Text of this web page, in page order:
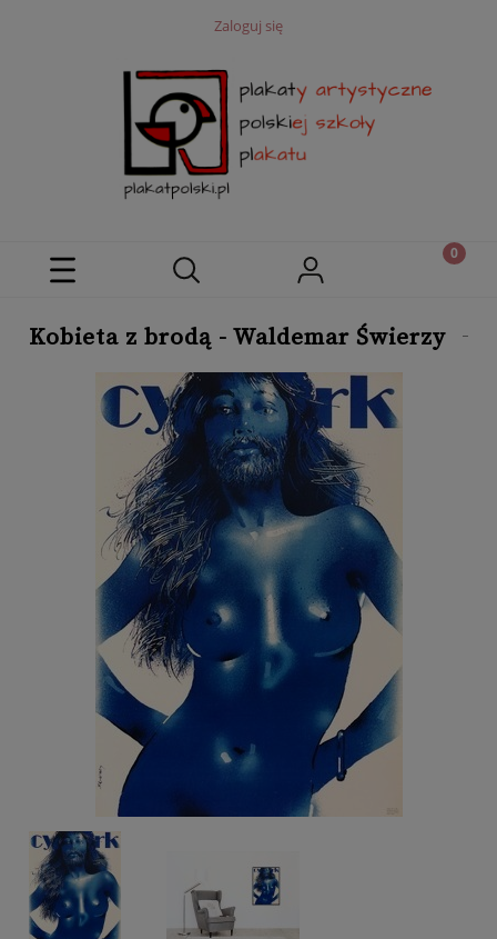
Zaloguj się
Kobieta z brodą - Waldemar Świerzy